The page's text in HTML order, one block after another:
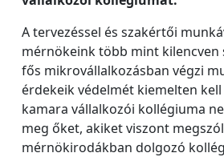
A tervezéssel és szakértői
mérnökeink több mint kilencven
fős mikrovállalkozásban végzi
érdekeik védelmét kiemelten
kamara vállalkozói kollégiuma
meg őket, akiket viszont
mérnökirodákban dolgozó